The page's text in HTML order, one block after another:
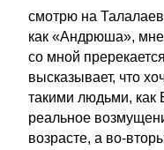
смотрю на
как «Андрюша», мне
со мной
высказывает, что
такими людьми,
реальное
возрасте, а во-